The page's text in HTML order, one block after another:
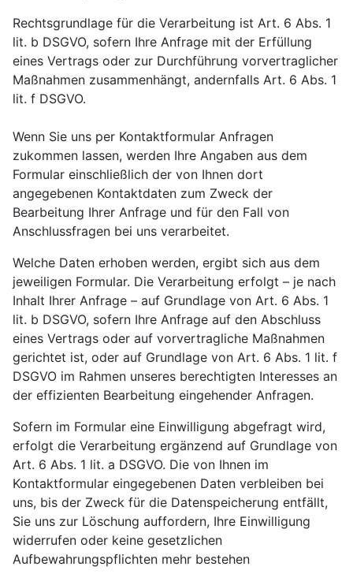
Rechtsgrundlage für die Verarbeitung ist Art. 6 Abs. 1
lit. b DSGVO, sofern Ihre Anfrage mit der Erfüllung
eines Vertrags oder zur Durchführung vorvertraglicher
Maßnahmen zusammenhängt, andernfalls Art. 6 Abs. 1
lit. f DSGVO.
Wenn Sie uns per Kontaktformular Anfragen
zukommen lassen, werden Ihre Angaben aus dem
Formular einschließlich der von Ihnen dort
angegebenen Kontaktdaten zum Zweck der
Bearbeitung Ihrer Anfrage und für den Fall von
Anschlussfragen bei uns verarbeitet.
Welche Daten erhoben werden, ergibt sich aus dem
jeweiligen Formular. Die Verarbeitung erfolgt – je nach
Inhalt Ihrer Anfrage – auf Grundlage von Art. 6 Abs. 1
lit. b DSGVO, sofern Ihre Anfrage auf den Abschluss
eines Vertrags oder auf vorvertragliche Maßnahmen
gerichtet ist, oder auf Grundlage von Art. 6 Abs. 1 lit. f
DSGVO im Rahmen unseres berechtigten Interesses an
der effizienten Bearbeitung eingehender Anfragen.
Sofern im Formular eine Einwilligung abgefragt wird,
erfolgt die Verarbeitung ergänzend auf Grundlage von
Art. 6 Abs. 1 lit. a DSGVO. Die von Ihnen im
Kontaktformular eingegebenen Daten verbleiben bei
uns, bis der Zweck für die Datenspeicherung entfällt,
Sie uns zur Löschung auffordern, Ihre Einwilligung
widerrufen oder keine gesetzlichen
Aufbewahrungspflichten mehr bestehen